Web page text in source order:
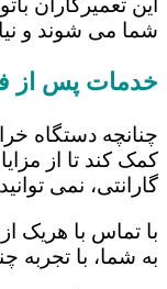
شما می شوند و
خدمات پس از
چنانچه دستگاه
کمک کند تا از
گارانتی، نمی
با تماس با هریک
به شما، با